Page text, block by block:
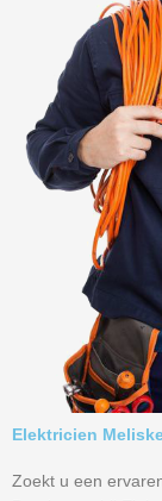
Elektricien
Zoekt u een